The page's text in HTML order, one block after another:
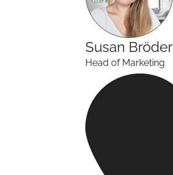
Susan Bröder
Head of Marketing